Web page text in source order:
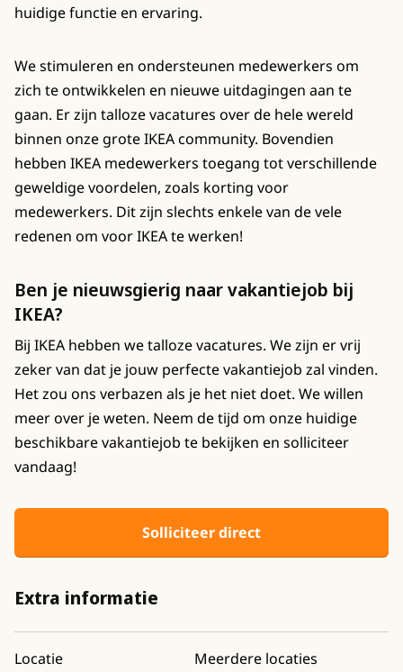
huidige functie en ervaring.
We stimuleren en ondersteunen medewerkers om
zich te ontwikkelen en nieuwe uitdagingen aan te
gaan. Er zijn talloze vacatures over de hele wereld
binnen onze grote IKEA community. Bovendien
hebben IKEA medewerkers toegang tot verschillende
geweldige voordelen, zoals korting voor
medewerkers. Dit zijn slechts enkele van de vele
redenen om voor IKEA te werken!
Ben je nieuwsgierig naar vakantiejob bij
IKEA?
Bij IKEA hebben we talloze vacatures. We zijn er vrij
zeker van dat je jouw perfecte vakantiejob zal vinden.
Het zou ons verbazen als je het niet doet. We willen
meer over je weten. Neem de tijd om onze huidige
beschikbare vakantiejob te bekijken en solliciteer
vandaag!
Solliciteer direct
Extra informatie
Locatie Meerdere locaties